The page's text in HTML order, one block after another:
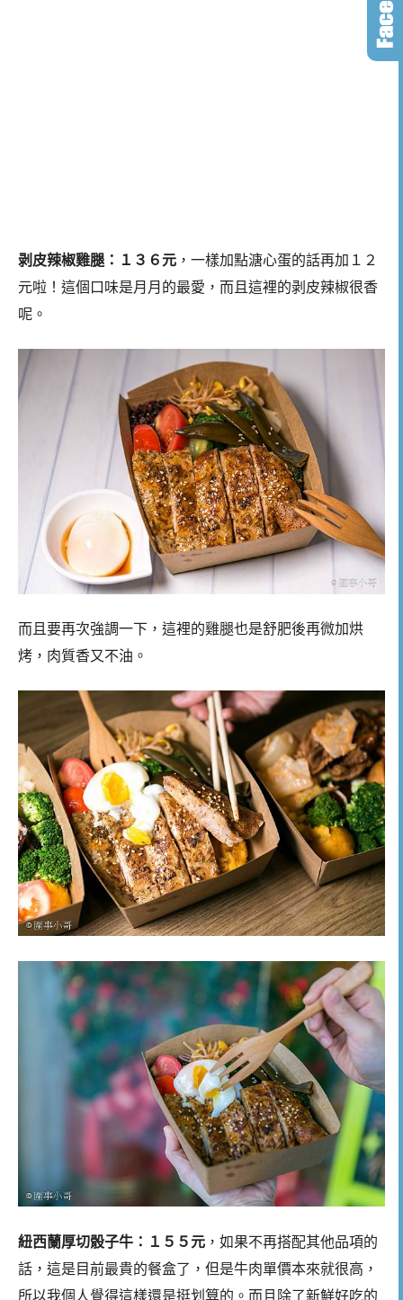
剥皮辣椒雞腿：１３６元 ，一樣加點溏心蛋的話再加１２
元啦！這個口味是月月的最愛，而且這裡的剥皮辣椒很香
呢。
而且要再次強調一下，這裡的雞腿也是舒肥後再微加烘
烤，肉質香又不油。
紐西蘭厚切骰子牛：１５５元 ，如果不再搭配其他品項的
話，這是目前最貴的餐盒了，但是牛肉單價本來就很高，
所以我個人覺得這樣還是挺划算的。而且除了新鮮好吃的